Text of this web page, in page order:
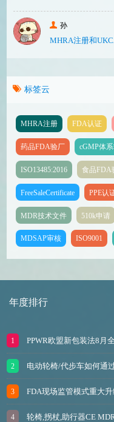
孙
MHRA注册和
标签云
MHRA注册 FDA认证
药品FDA验厂 cGMP体
ISO13485:2016 食品FDA
FreeSaleCertificate PPE认
MDR技术文件 510k申请
MDSAP审核 ISO9001
年度排行
PPWR欧盟新包装法8月
电动轮椅/代步车如何通
FDA现场监管模式重大
轮椅,拐杖,助行器CE